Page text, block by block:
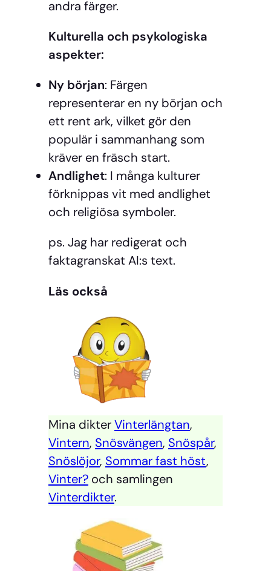
andra färger.
Kulturella och psykologiska
aspekter:
Ny början: Färgen
representerar en ny början och
ett rent ark, vilket gör den
populär i sammanhang som
kräver en fräsch start.
Andlighet: I många kulturer
förknippas vit med andlighet
och religiösa symboler.
ps. Jag har redigerat och
faktagranskat AI:s text.
Läs också
Mina dikterVinterlängtan,
Vintern, Snösvängen, Snöspår,
Snöslöjor, Sommar fast höst,
Vinter? och samlingen
Vinterdikter.